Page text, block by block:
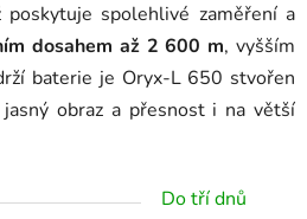
poskytuje spolehlivé zaměření a
dosahem až 2 600 m, vyšším
baterie je Oryx-L 650 stvořen
obraz a přesnost i na větší
Do tří dnů